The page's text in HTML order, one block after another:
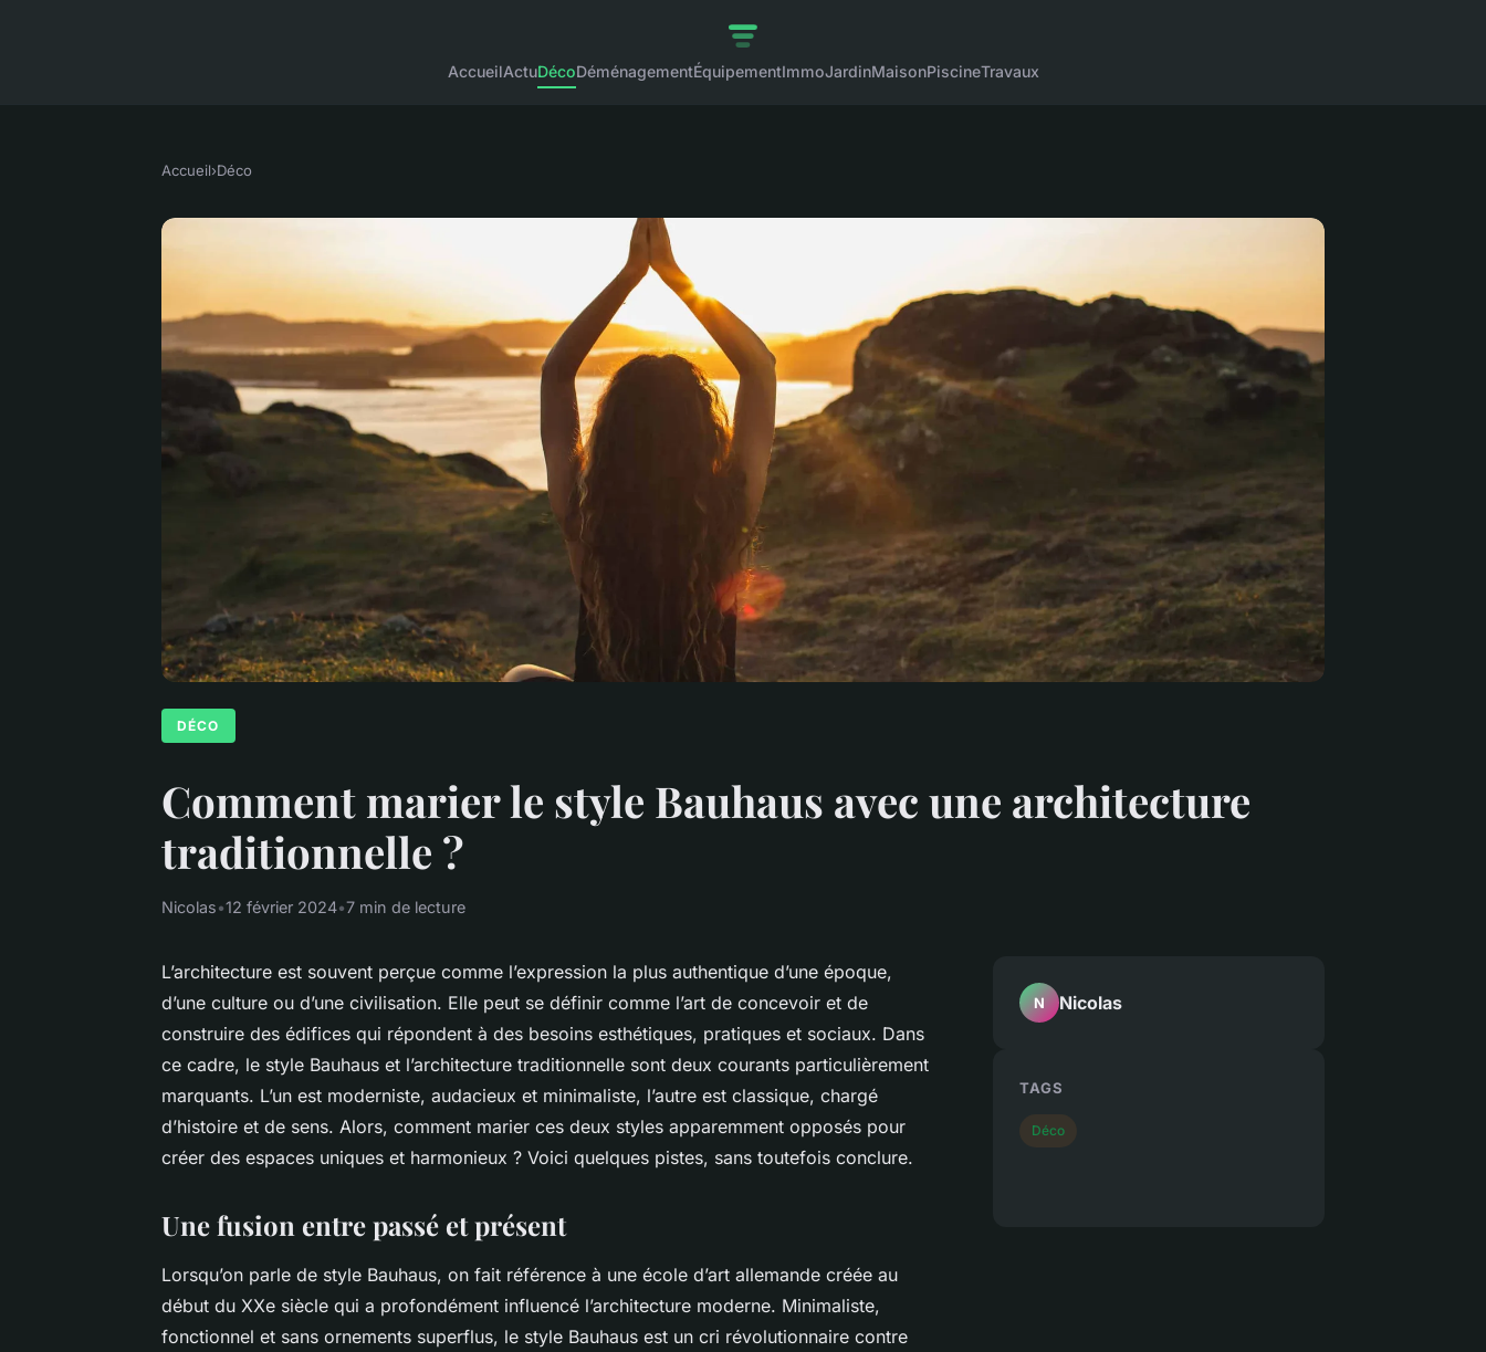
AccueilActuDécoDéménagementÉquipementImmoJardinMaisonPiscineTravaux
Accueil›Déco
DÉCO
Comment marier le style Bauhaus avec une architecture
traditionnelle ?
Nicolas•12 février 2024•7 min de lecture
L’architecture est souvent perçue comme l’expression la plus authentique d’une époque,
d’une culture ou d’une civilisation. Elle peut se définir comme l’art de concevoir et de
construire des édifices qui répondent à des besoins esthétiques, pratiques et sociaux. Dans
ce cadre, le style Bauhaus et l’architecture traditionnelle sont deux courants particulièrement
marquants. L’un est moderniste, audacieux et minimaliste, l’autre est classique, chargé
d’histoire et de sens. Alors, comment marier ces deux styles apparemment opposés pour
créer des espaces uniques et harmonieux ? Voici quelques pistes, sans toutefois conclure.
Une fusion entre passé et présent
Lorsqu’on parle de style Bauhaus, on fait référence à une école d’art allemande créée au
début du XXe siècle qui a profondément influencé l’architecture moderne. Minimaliste,
fonctionnel et sans ornements superflus, le style Bauhaus est un cri révolutionnaire contre
N Nicolas
TAGS
Déco